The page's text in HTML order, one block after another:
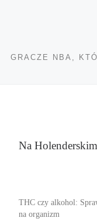
GRACZE NBA,
Na
THC czy alkohol:
na organizm